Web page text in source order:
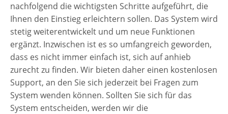
nachfolgend die wichtigsten Schritte aufgeführt, die
Ihnen den Einstieg erleichtern sollen. Das System wird
stetig weiterentwickelt und um neue Funktionen
ergänzt. Inzwischen ist es so umfangreich geworden,
dass es nicht immer einfach ist, sich auf anhieb
zurecht zu finden. Wir bieten daher einen kostenlosen
Support, an den Sie sich jederzeit bei Fragen zum
System wenden können. Sollten Sie sich für das
System entscheiden, werden wir die